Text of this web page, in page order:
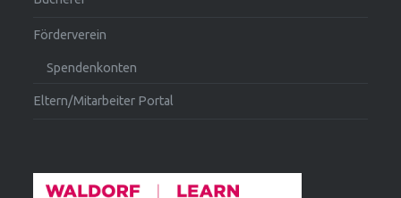
Förderverein
Spendenkonten
Eltern/Mitarbeiter Portal